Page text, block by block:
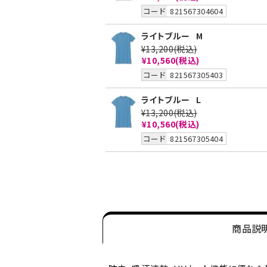
コード 821567304604
ライトブルー
M
¥13,200(税込)
¥10,560(税込)
コード 821567305403
ライトブルー
L
¥13,200(税込)
¥10,560(税込)
コード 821567305404
商品説